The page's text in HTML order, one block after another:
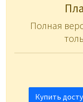
Полная
Купить